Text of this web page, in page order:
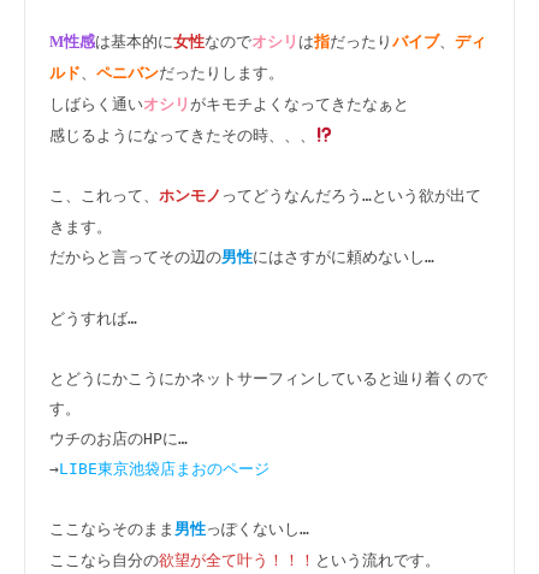
M性感は基本的に女性なのでオシリ は指だったり バイブ、 ディ
ルド
ペニバンだったりします。
しばらく通いオシリ がキモチよくなってきたなぁと
感じるようになってきたその時、、、
こ、これって、 ホンモノ ってどうなんだろう…という欲が出て
きます。
だからと言ってその辺の男性にはさすがに頼めないし…
どうすれば…
とどうにかこうにかネットサーフィンしていると辿り着くので
す。
ウチのお店のHPに…
→LIBE東京池袋店まおのページ
ここならそのまま 男性っぽくないし…
ここなら自分の欲望が全て叶う！！！ という流れです。